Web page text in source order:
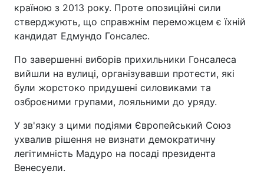
країною з 2013 року. Проте опозиційні сили
стверджують, що справжнім переможцем є їхній
кандидат Едмундо Гонсалес.
По завершенні виборів прихильники Гонсалеса
вийшли на вулиці, організувавши протести, які
були жорстоко придушені силовиками та
озброєними групами, лояльними до уряду.
У зв'язку з цими подіями Європейський Союз
ухвалив рішення не визнати демократичну
легітимність Мадуро на посаді президента
Венесуели.